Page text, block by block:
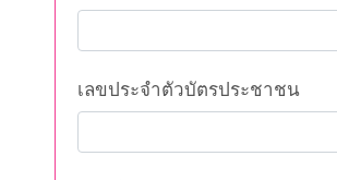
เลขประจำตัวบัตรประชาชน